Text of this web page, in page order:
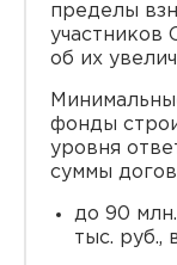
пределы
участников
об их
фонды
уровня
суммы
до 90
тыс.